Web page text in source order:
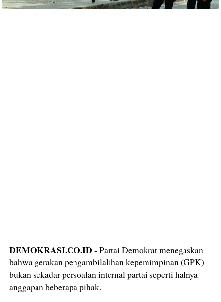
DEMOKRASI.CO.ID - Partai Demokrat menegaskan
bahwa gerakan pengambilalihan kepemimpinan (GPK)
bukan sekadar persoalan internal partai seperti halnya
anggapan beberapa pihak.